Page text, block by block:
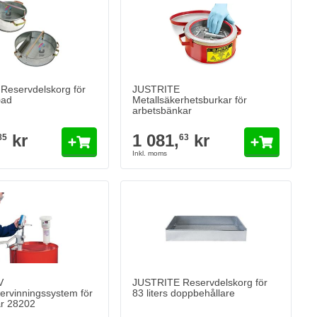
inom 2-3 dagar
Lägg till i kundvagn
för
kr
Levereras inom 2-3 dagar
Config Color
Version
kr
Lägg till i
JUSTRITE
Metallsäkerhetsburkar för
arbetsbänkar
1 081,63 kr
för
28202
JUSTRITE Reservdelskorg för
83 liters doppbehållare